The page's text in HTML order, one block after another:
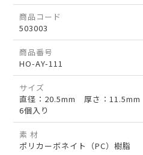
商品コード
503003
商品番号
HO-AY-111
サイズ
直径：20.5mm 厚さ：11.5mm
6個入り
素 材
ポリカーボネイト（PC）樹脂